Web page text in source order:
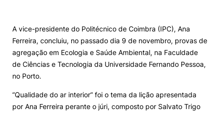
Ação Social
Alumni
Projetos PRR
A vice-presidente do Politécnico de Coimbra (IPC), Ana
Ferreira, concluiu, no passado dia 9 de novembro, provas de
agregação em Ecologia e Saúde Ambiental, na Faculdade
de Ciências e Tecnologia da Universidade Fernando Pessoa,
no Porto.
“Qualidade do ar interior” foi o tema da lição apresentada
por Ana Ferreira perante o júri, composto por Salvato Trigo